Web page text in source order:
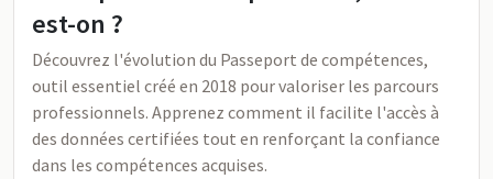
est-on ?
Découvrez l'évolution du Passeport de compétences,
outil essentiel créé en 2018 pour valoriser les parcours
professionnels. Apprenez comment il facilite l'accès à
des données certifiées tout en renforçant la confiance
dans les compétences acquises.